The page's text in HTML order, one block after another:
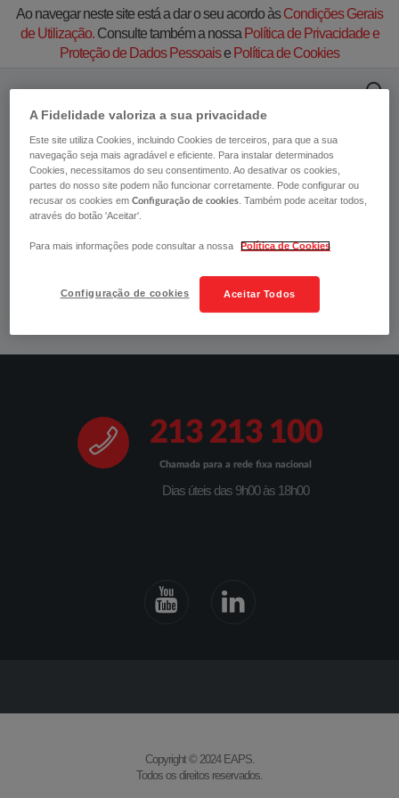
Ao navegar neste site está a dar o seu acordo àsCondições Gerais
de Utilização.Consulte também a nossa Política de Privacidade e
Proteção de Dados Pessoaise Política de Cookies
​​A EAPS - Empresa de Análise, Prevenção e
Segurança, S.A. (marca Safemode), cessou
a sua atividade no dia 31 de Dezembro de
2025.​​​​
úteis, das 9h às 20h.
213 213 100
Chamada para a rede fixa nacional
Dias úteis das 9h00 às 18h00
Copyright © 2024 EAPS.
Todos os direitos reservados.
A Fidelidade valoriza a sua privacidade
Este site utiliza Cookies, incluindo Cookies de terceiros, para que a sua
navegação seja mais agradável e eficiente. Para instalar determinados
Cookies, necessitamos do seu consentimento. Ao desativar os cookies,
partes do nosso site podem não funcionar corretamente. Pode configurar ou
recusar os cookies emConfiguração de cookies . Também pode aceitar todos,
através do botão 'Aceitar'.
Para mais informações pode consultar a nossa Política de Cookies
Aceitar Todos
Configuração de cookies